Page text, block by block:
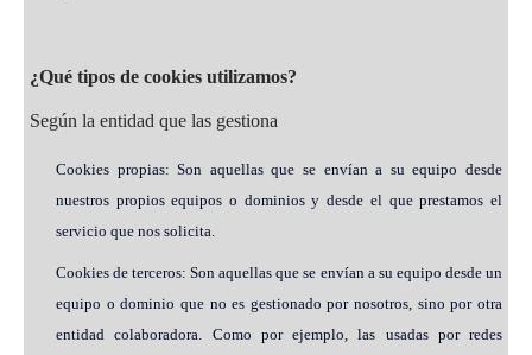
¿Qué tipos de cookies utilizamos?
Según la entidad que las gestiona
Cookies propias: Son aquellas que se envían a su equipo desde
nuestros propios equipos o dominios y desde el que prestamos el
servicio que nos solicita.
Cookies de terceros: Son aquellas que se envían a su equipo desde un
equipo o dominio que no es gestionado por nosotros, sino por otra
entidad colaboradora. Como por ejemplo, las usadas por redes